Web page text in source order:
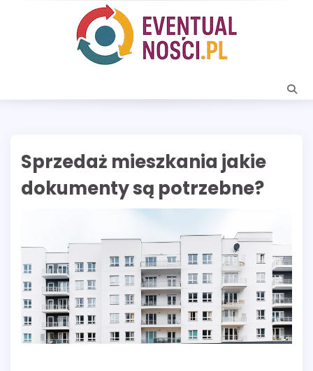
Sprzedaż mieszkania jakie
dokumenty są potrzebne?